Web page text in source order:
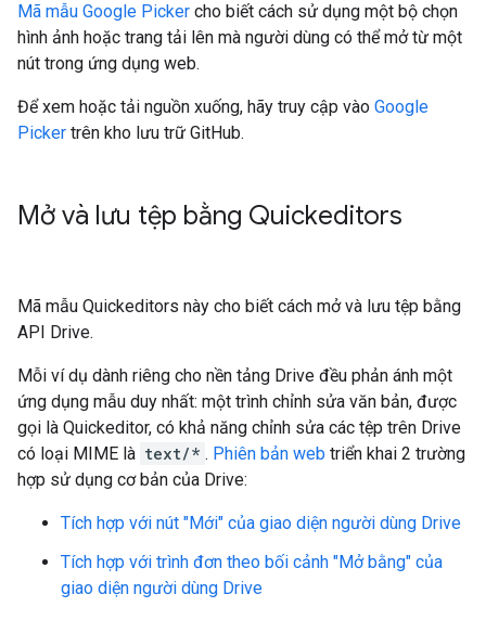
Mã mẫu Google Picker cho biết cách sử dụng một bộ chọn
hình ảnh hoặc trang tải lên mà người dùng có thể mở từ một
nút trong ứng dụng web.
Để xem hoặc tải nguồn xuống, hãy truy cập vào Google
Picker trên kho lưu trữ GitHub.
Mở và lưu tệp bằng Quickeditors
Mã mẫu Quickeditors này cho biết cách mở và lưu tệp bằng
API Drive.
Mỗi ví dụ dành riêng cho nền tảng Drive đều phản ánh một
ứng dụng mẫu duy nhất: một trình chỉnh sửa văn bản, được
gọi là Quickeditor, có khả năng chỉnh sửa các tệp trên Drive
có loại MIME là text/* . Phiên bản web triển khai 2 trường
hợp sử dụng cơ bản của Drive:
Tích hợp với nút "Mới" của giao diện người dùng Drive
Tích hợp với trình đơn theo bối cảnh "Mở bằng" của
giao diện người dùng Drive